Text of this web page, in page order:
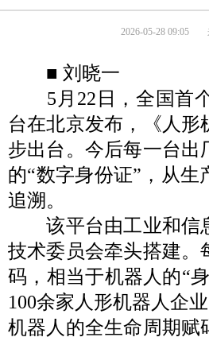
2026-05-28 09:05
■ 刘晓一
5月22日，全国首个
台在北京发布，《人
步出台。今后每一台
的“数字身份证”，从
追溯。
该平台由工业和信
技术委员会牵头搭建。
码，相当于机器人的“
100余家人形机器人企
机器人的全生命周期赋